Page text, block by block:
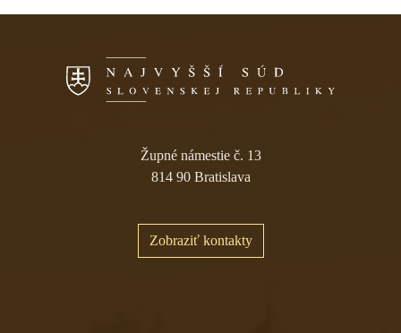
Župné námestie č. 13
814 90 Bratislava
Zobraziť kontakty